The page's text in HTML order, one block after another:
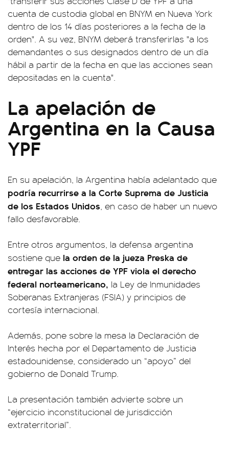
cuenta de custodia global en BNYM en Nueva York
dentro de los 14 días posteriores a la fecha de la
orden". A su vez, BNYM deberá transferirlas "a los
demandantes o sus designados dentro de un día
hábil a partir de la fecha en que las acciones sean
depositadas en la cuenta".
La apelación de
Argentina en la Causa
YPF
En su apelación, la Argentina había adelantado que
podría recurrirse a la Corte Suprema de Justicia
de los Estados Unidos, en caso de haber un nuevo
fallo desfavorable.
Entre otros argumentos, la defensa argentina
sostiene que la orden de la jueza Preska de
entregar las acciones de YPF viola el derecho
federal norteamericano, la Ley de Inmunidades
Soberanas Extranjeras (FSIA) y principios de
cortesía internacional.
Además, pone sobre la mesa la Declaración de
Interés hecha por el Departamento de Justicia
estadounidense, considerado un “apoyo” del
gobierno de Donald Trump.
La presentación también advierte sobre un
“ejercicio inconstitucional de jurisdicción
extraterritorial”.